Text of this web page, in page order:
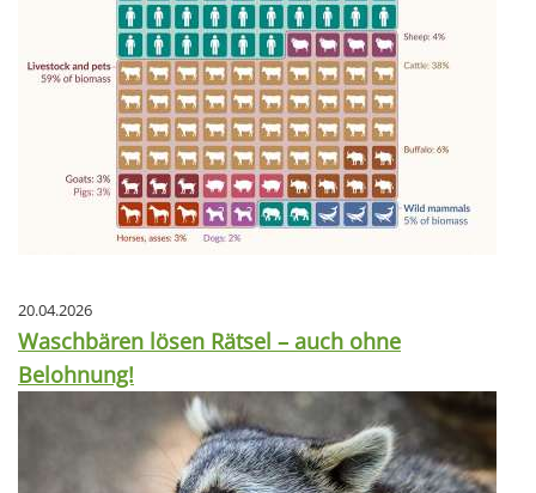
20.04.2026
Waschbären lösen Rätsel – auch ohne
Belohnung!